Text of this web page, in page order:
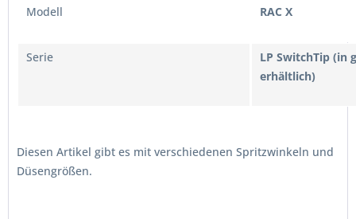
Modell RAC X
Serie LP SwitchTip (in
erhältlich)
Diesen Artikel gibt es mit verschiedenen Spritzwinkeln und
Düsengrößen.